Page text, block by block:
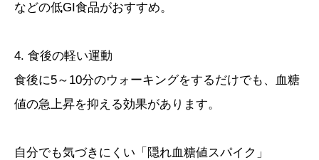
などの低GI食品がおすすめ。
4. 食後の軽い運動
食後に5～10分のウォーキングをするだけでも、血糖
値の急上昇を抑える効果があります。
自分でも気づきにくい「隠れ血糖値スパイク」